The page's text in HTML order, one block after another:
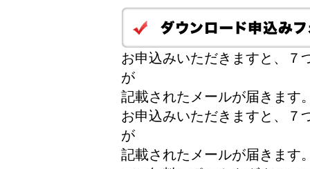
お申込みいただきますと、７
が
記載されたメールが届きます
お申込みいただきますと、７
が
記載されたメールが届きます